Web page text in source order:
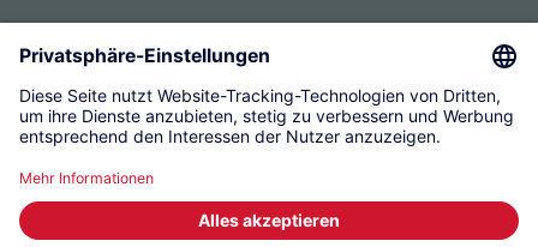
© 2026 KWC Group Management AG
Allgemeine Geschäftsbedingungen